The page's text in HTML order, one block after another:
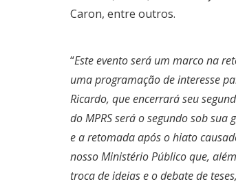
Caron, entre outros.
“Este evento será um marco na
uma programação de interesse
Ricardo, que encerrará seu
do MPRS será o segundo sob
e a retomada após o hiato
nosso Ministério Público que,
troca de ideias e o debate de